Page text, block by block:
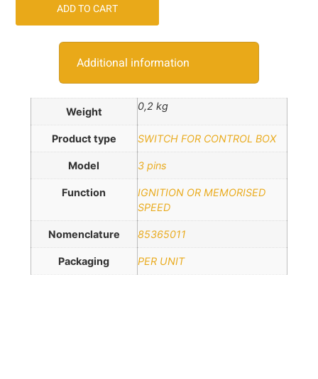
ADD TO CART
Additional information
Weight 0,2 kg
Product type SWITCH FOR CONTROL BOX
Model 3 pins
Function
IGNITION OR MEMORISED
SPEED
Nomenclature 85365011
Packaging PER UNIT